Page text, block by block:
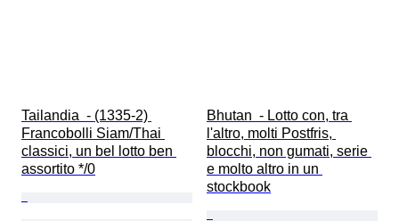
Tailandia  - (1335-2)
Francobolli Siam/Thai
classici, un bel lotto ben
assortito */0
Bhutan  - Lotto con, tra
l'altro, molti Postfris,
blocchi, non gumati, serie
e molto altro in un
stockbook